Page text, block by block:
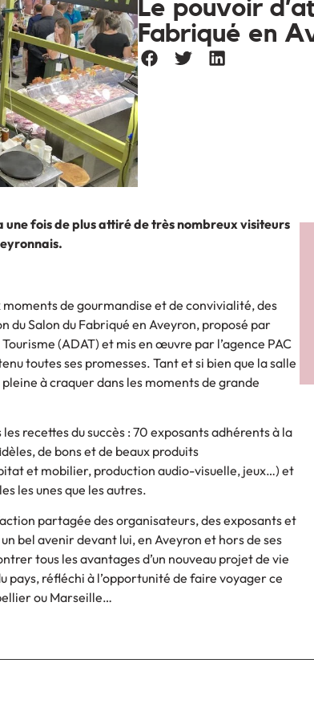
Le pouvoir
Fabriqué en
une fois de plus attiré de très nombreux visiteurs
de gourmandise et de convivialité, des
Salon du Fabriqué en Aveyron, proposé par
(ADAT) et mis en œuvre par l’agence PAC
toutes ses promesses. Tant et si bien que la salle
à craquer dans les moments de grande
recettes du succès : 70 exposants adhérents à la
de bons et de beaux produits
et mobilier, production audio-visuelle, jeux…) et
les unes que les autres.
partagée des organisateurs, des exposants et
bel avenir devant lui, en Aveyron et hors de ses
tous les avantages d’un nouveau projet de vie
pays, réfléchi à l’opportunité de faire voyager ce
ou Marseille…